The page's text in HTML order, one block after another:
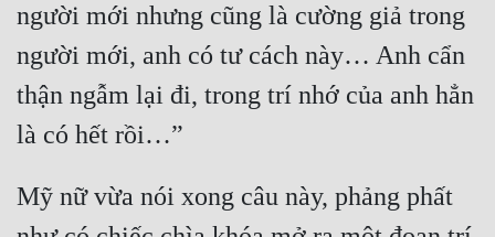
người mới nhưng cũng là cường giả trong
người mới, anh có tư cách này… Anh cẩn
thận ngẫm lại đi, trong trí nhớ của anh hẳn
Mỹ nữ vừa nói xong câu này, phảng phất